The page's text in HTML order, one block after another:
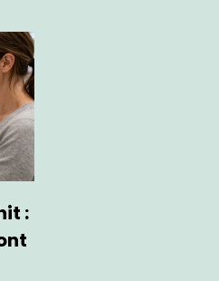
: